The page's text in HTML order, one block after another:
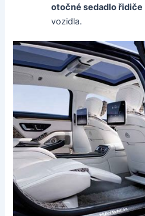
otočné sedadlo řidiče
vozidla.